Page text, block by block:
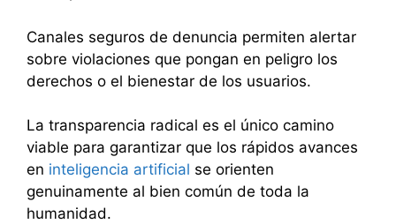
Canales seguros de denuncia permiten alertar
sobre violaciones que pongan en peligro los
derechos o el bienestar de los usuarios.
La transparencia radical es el único camino
viable para garantizar que los rápidos avances
en inteligencia artificial se orienten
genuinamente al bien común de toda la
humanidad.